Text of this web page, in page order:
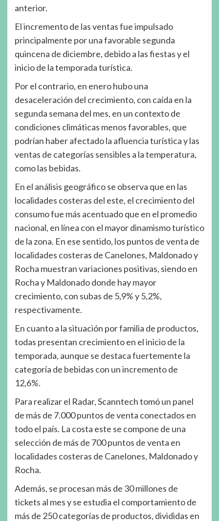
anterior.
El incremento de las ventas fue impulsado
principalmente por una favorable segunda
quincena de diciembre, debido a las fiestas y el
inicio de la temporada turística.
Por el contrario, en enero hubo una
desaceleración del crecimiento, con caída en la
segunda semana del mes, en un contexto de
condiciones climáticas menos favorables, que
podrían haber afectado la afluencia turística y las
ventas de categorías sensibles a la temperatura,
como las bebidas.
En el análisis geográfico se observa que en las
localidades costeras del este, el crecimiento del
consumo fue más acentuado que en el promedio
nacional, en línea con el mayor dinamismo turístico
de la zona. En ese sentido, los puntos de venta de
localidades costeras de Canelones, Maldonado y
Rocha muestran variaciones positivas, siendo en
Rocha y Maldonado donde hay mayor
crecimiento, con subas de 5,9% y 5,2%,
respectivamente.
En cuanto a la situación por familia de productos,
todas presentan crecimiento en el inicio de la
temporada, aunque se destaca fuertemente la
categoría de bebidas con un incremento de
12,6%.
Para realizar el Radar, Scanntech tomó un panel
de más de 7.000 puntos de venta conectados en
todo el país. La costa este se compone de una
selección de más de 700 puntos de venta en
localidades costeras de Canelones, Maldonado y
Rocha.
Además, se procesan más de 30 millones de
tickets al mes y se estudia el comportamiento de
más de 250 categorías de productos, divididas en